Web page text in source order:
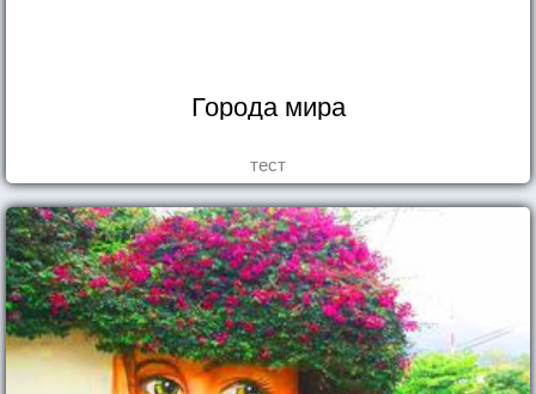
Города мира
тест